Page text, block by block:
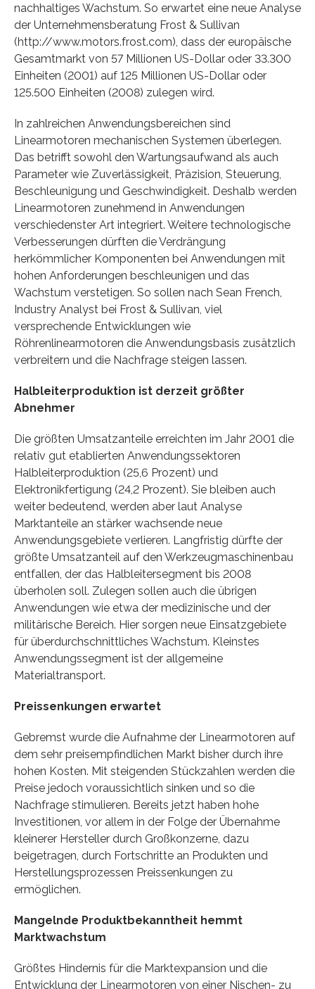
nachhaltiges Wachstum. So erwartet eine neue Analyse
der Unternehmensberatung Frost & Sullivan
(http://www.motors.frost.com), dass der europäische
Gesamtmarkt von 57 Millionen US-Dollar oder 33.300
Einheiten (2001) auf 125 Millionen US-Dollar oder
125.500 Einheiten (2008) zulegen wird.
In zahlreichen Anwendungsbereichen sind
Linearmotoren mechanischen Systemen überlegen.
Das betrifft sowohl den Wartungsaufwand als auch
Parameter wie Zuverlässigkeit, Präzision, Steuerung,
Beschleunigung und Geschwindigkeit. Deshalb werden
Linearmotoren zunehmend in Anwendungen
verschiedenster Art integriert. Weitere technologische
Verbesserungen dürften die Verdrängung
herkömmlicher Komponenten bei Anwendungen mit
hohen Anforderungen beschleunigen und das
Wachstum verstetigen. So sollen nach Sean French,
Industry Analyst bei Frost & Sullivan, viel
versprechende Entwicklungen wie
Röhrenlinearmotoren die Anwendungsbasis zusätzlich
verbreitern und die Nachfrage steigen lassen.
Halbleiterproduktion ist derzeit größter
Abnehmer
Die größten Umsatzanteile erreichten im Jahr 2001 die
relativ gut etablierten Anwendungssektoren
Halbleiterproduktion (25,6 Prozent) und
Elektronikfertigung (24,2 Prozent). Sie bleiben auch
weiter bedeutend, werden aber laut Analyse
Marktanteile an stärker wachsende neue
Anwendungsgebiete verlieren. Langfristig dürfte der
größte Umsatzanteil auf den Werkzeugmaschinenbau
entfallen, der das Halbleitersegment bis 2008
überholen soll. Zulegen sollen auch die übrigen
Anwendungen wie etwa der medizinische und der
militärische Bereich. Hier sorgen neue Einsatzgebiete
für überdurchschnittliches Wachstum. Kleinstes
Anwendungssegment ist der allgemeine
Materialtransport.
Preissenkungen erwartet
Gebremst wurde die Aufnahme der Linearmotoren auf
dem sehr preisempfindlichen Markt bisher durch ihre
hohen Kosten. Mit steigenden Stückzahlen werden die
Preise jedoch voraussichtlich sinken und so die
Nachfrage stimulieren. Bereits jetzt haben hohe
Investitionen, vor allem in der Folge der Übernahme
kleinerer Hersteller durch Großkonzerne, dazu
beigetragen, durch Fortschritte an Produkten und
Herstellungsprozessen Preissenkungen zu
ermöglichen.
Mangelnde Produktbekanntheit hemmt
Marktwachstum
Größtes Hindernis für die Marktexpansion und die
Entwicklung der Linearmotoren von einer Nischen- zu